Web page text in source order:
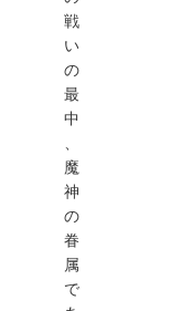
戦
い
の
最
中
、
魔
神
の
眷
属
で